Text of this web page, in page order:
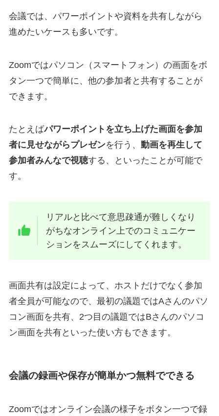
会議では、パワーポイントや資料を共有しながら
進めたいケースも多いです。
Zoomではパソコン（スマートフォン）の画面をボ
タン一つで簡単に、他の参加者と共有することが
できます。
たとえばパワーポイントを立ち上げた画面を参加
者に見せながらプレゼンを行う、 動画を再生して
参加者みんなで視聴する、といったことが可能で
す。
リアルと比べて意思疎通が難しくなり
がちなオンライン上でのコミュニケー
ションをスムーズにしてくれます。
画面共有は設定によって、ホストだけでなく参加
者全員が可能なので、最初の議題ではAさんのパソ
コン画面を共有、2つ目の議題ではBさんのパソコ
ン画面を共有といった使い方もできます。
会議の録画や保存が簡単かつ無料でできる
Zoomではオンライン会議の様子をボタン一つで録